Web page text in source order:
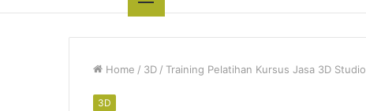
Home / 3D / Training Pelatihan Kursus Jasa 3D
3D